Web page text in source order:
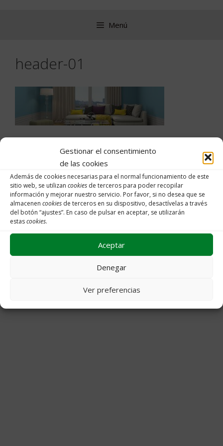
Gestionar el consentimiento
de las cookies
Además de cookies necesarias para el normal funcionamiento de este
sitio web, se utilizan cookies de terceros para poder recopilar
información y mejorar nuestro servicio. Por favor, si no desea que se
almacenen cookies de terceros en su dispositivo, desactívelas a través
del botón “ajustes”. En caso de pulsar en aceptar, se utilizarán
estascookies.
Aceptar
Denegar
Ver preferencias
Menú
header-01
Archivos
© 2026 Decoraciones Campos GeneratePress